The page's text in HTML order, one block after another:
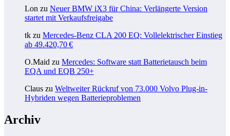
Lon zu Neuer BMW iX3 für China: Verlängerte Version
startet mit Verkaufsfreigabe
tk zu Mercedes-Benz CLA 200 EQ: Vollelektrischer Einstieg
ab 49.420,70 €
O.Maid zu Mercedes: Software statt Batterietausch beim
EQA und EQB 250+
Claus zu Weltweiter Rückruf von 73.000 Volvo Plug-in-
Hybriden wegen Batterieproblemen
Archiv